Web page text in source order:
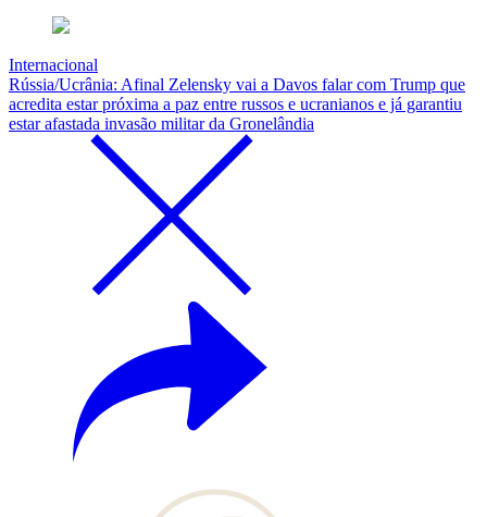
Internacional
Rússia/Ucrânia: Afinal Zelensky vai a Davos falar com Trump que
acredita estar próxima a paz entre russos e ucranianos e já garantiu
estar afastada invasão militar da Gronelândia